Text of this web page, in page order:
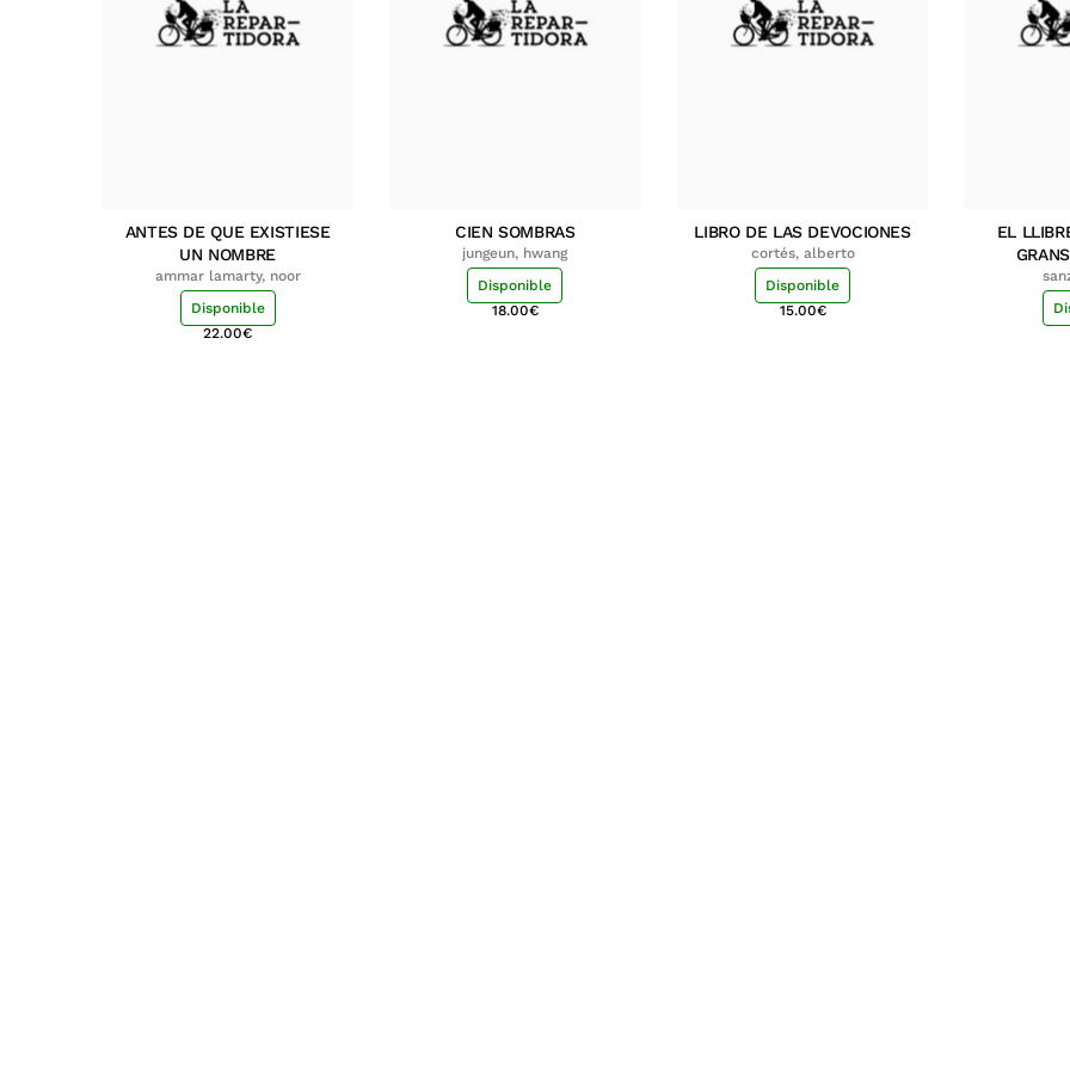
ANTES DE QUE EXISTIESE
UN NOMBRE
ammar lamarty, noor
Disponible
22.00€
CIEN SOMBRAS
jungeun, hwang
Disponible
18.00€
LIBRO DE LAS DEVOCIONES
cortés, alberto
Disponible
15.00€
EL